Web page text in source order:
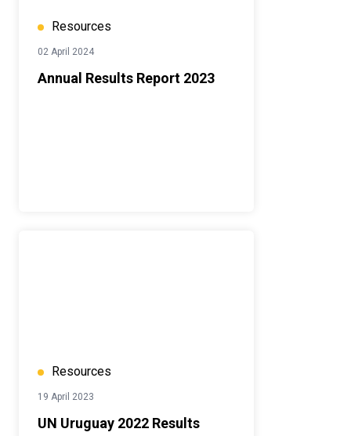
Resources
02 April 2024
Annual Results Report 2023
Resources
19 April 2023
UN Uruguay 2022 Results